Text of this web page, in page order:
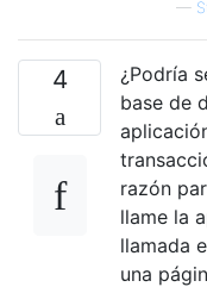
—
4
¿Podría
base de
razón
llame la
llamada
una